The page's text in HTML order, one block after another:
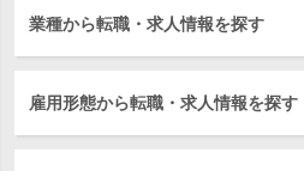
業種から転職・求人情報を探す
雇用形態から転職・求人情報を探す